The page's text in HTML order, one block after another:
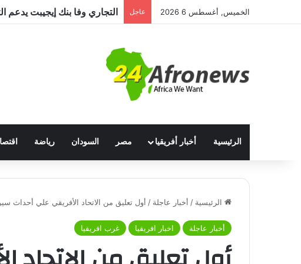
الخميس, أغسطس 6 2026 عاجل
الرئيسية أخبار أفريقيا مصر السودان رياضة
الرئيسية / أخبار عاجلة / أول تعليق من الاتحاد الأفريقي علي أحداث
أخبار عاجلة اخبار افريقيا غرب افريقيا